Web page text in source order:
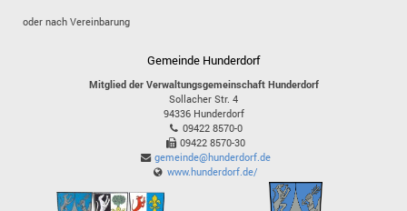
oder nach Vereinbarung
Gemeinde Hunderdorf
Mitglied der Verwaltungsgemeinschaft Hunderdorf
Sollacher Str. 4
94336 Hunderdorf
09422 8570-0
09422 8570-30
gemeinde@hunderdorf.de
www.hunderdorf.de/